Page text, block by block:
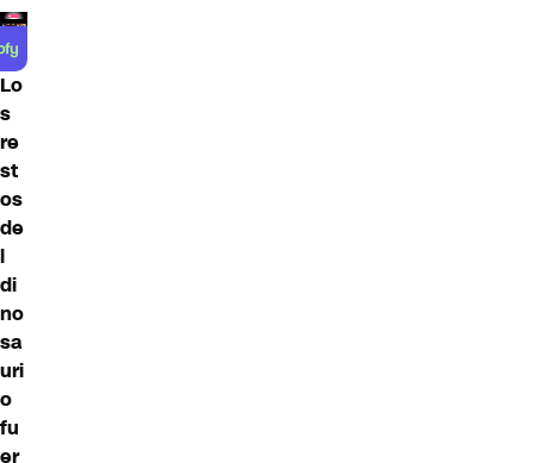
Lo
s
re
st
os
de
l
di
no
sa
uri
o
fu
er